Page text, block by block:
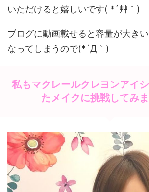
いただけると嬉しいです( *´艸｀)
ブログに動画載せると容量が大き
なってしまうので(*´Д｀)
私もマクレールクレヨンアイ
たメイクに挑戦してみま